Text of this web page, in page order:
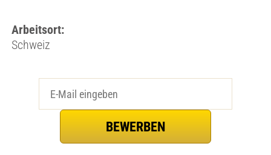
Arbeitsort:
Schweiz